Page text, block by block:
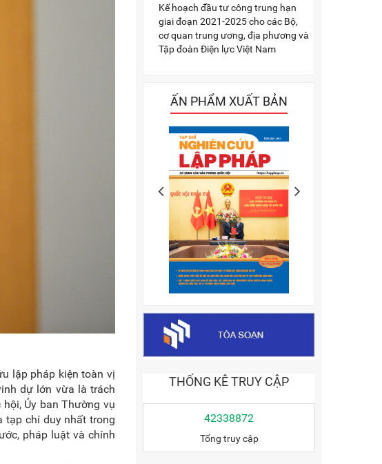
lập pháp kiện toàn vị
dự lớn vừa là trách
Ủy ban Thường vụ
tạp chí duy nhất trong
pháp luật và chính
Kế hoạch đầu tư công trung hạn
giai đoạn 2021-2025 cho các Bộ,
cơ quan trung ương, địa phương và
Tập đoàn Điện lực Việt Nam
ẤN PHẨM XUẤT BẢN
THỐNG KÊ TRUY CẬP
42338872
Tổng truy cập